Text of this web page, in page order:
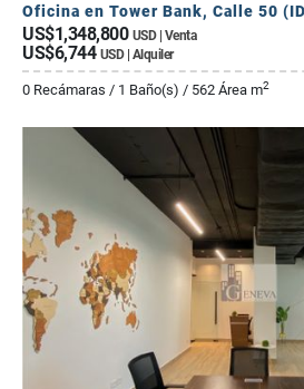
Oficina en Tower Bank, Calle 50
US$1,348,800 USD | Venta
US$6,744 USD | Alquiler
0 Recámaras / 1 Baño(s) / 562 Área m2